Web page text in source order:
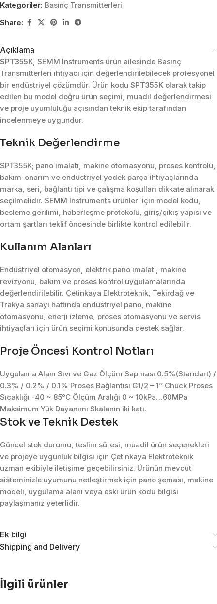
Kategoriler: Basınç Transmitterleri
Share:
Açıklama
SPT355K, SEMM Instruments ürün ailesinde Basınç
Transmitterleri ihtiyacı için değerlendirilebilecek profesyonel
bir endüstriyel çözümdür. Ürün kodu SPT355K olarak takip
edilen bu model doğru ürün seçimi, muadil değerlendirmesi
ve proje uyumluluğu açısından teknik ekip tarafından
incelenmeye uygundur.
Teknik Değerlendirme
SPT355K; pano imalatı, makine otomasyonu, proses kontrolü,
bakım-onarım ve endüstriyel yedek parça ihtiyaçlarında
marka, seri, bağlantı tipi ve çalışma koşulları dikkate alınarak
seçilmelidir. SEMM Instruments ürünleri için model kodu,
besleme gerilimi, haberleşme protokolü, giriş/çıkış yapısı ve
ortam şartları teklif öncesinde birlikte kontrol edilebilir.
Kullanım Alanları
Endüstriyel otomasyon, elektrik pano imalatı, makine
revizyonu, bakım ve proses kontrol uygulamalarında
değerlendirilebilir. Çetinkaya Elektroteknik, Tekirdağ ve
Trakya sanayi hattında endüstriyel pano, makine
otomasyonu, enerji izleme, proses otomasyonu ve servis
ihtiyaçları için ürün seçimi konusunda destek sağlar.
Proje Öncesi Kontrol Notları
Uygulama Alanı Sıvı ve Gaz Ölçüm Sapması 0.5%(Standart) /
0.3% / 0.2% / 0.1% Proses Bağlantısı G1/2 – 1’’ Chuck Proses
Sıcaklığı -40 ~ 85°C Ölçüm Aralığı 0 ~ 10kPa…60MPa
Maksimum Yük Dayanımı Skalanın iki katı.
Stok ve Teknik Destek
Güncel stok durumu, teslim süresi, muadil ürün seçenekleri
ve projeye uygunluk bilgisi için Çetinkaya Elektroteknik
uzman ekibiyle iletişime geçebilirsiniz. Ürünün mevcut
sisteminizle uyumunu netleştirmek için pano şeması, makine
modeli, uygulama alanı veya eski ürün kodu bilgisi
paylaşmanız yeterlidir.
Ek bilgi
Shipping and Delivery
İlgili ürünler